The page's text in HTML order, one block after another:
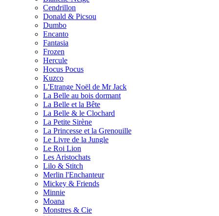
Cendrillon
Donald & Picsou
Dumbo
Encanto
Fantasia
Frozen
Hercule
Hocus Pocus
Kuzco
L'Etrange Noël de Mr Jack
La Belle au bois dormant
La Belle et la Bête
La Belle & le Clochard
La Petite Sirène
La Princesse et la Grenouille
Le Livre de la Jungle
Le Roi Lion
Les Aristochats
Lilo & Stitch
Merlin l'Enchanteur
Mickey & Friends
Minnie
Moana
Monstres & Cie